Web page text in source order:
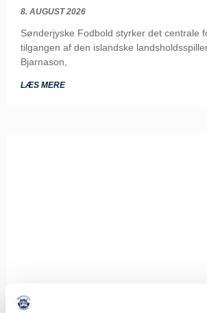
8. AUGUST 2026
Sønderjyske Fodbold styrker det centrale
tilgangen af den islandske
Bjarnason,
LÆS MERE